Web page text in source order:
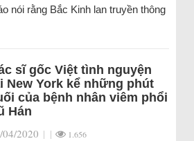
nói rằng Bắc Kinh lan truyền thông
sĩ gốc Việt tình nguyện
New York kể những phút
của bệnh nhân viêm phổi
Hán
04/2020 | | 1.656